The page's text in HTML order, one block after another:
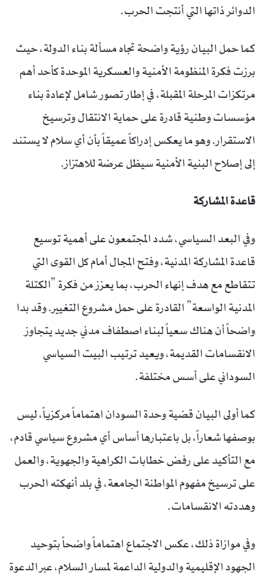
الدوائر ذاتها التي أنتجت الحرب.
كما حمل البيان رؤية واضحة تجاه مسألة بناء الدولة، حيث
برزت فكرة المنظومة الأمنية والعسكرية الموحدة كأحد أهم
مرتكزات المرحلة المقبلة، في إطار تصور شامل لإعادة بناء
مؤسسات وطنية قادرة على حماية الانتقال وترسيخ
الاستقرار. وهو ما يعكس إدراكاً عميقاً بأن أي سلام لا يستند
إلى إصلاح البنية الأمنية سيظل عرضة للاهتزاز.
قاعدة المشاركة
وفي البعد السياسي، شدد المجتمعون على أهمية توسيع
قاعدة المشاركة المدنية، وفتح المجال أمام كل القوى التي
تتقاطع مع هدف إنهاء الحرب، بما يعزز من فكرة “الكتلة
المدنية الواسعة” القادرة على حمل مشروع التغيير. وقد بدا
واضحاً أن هناك سعياً لبناء اصطفاف مدني جديد يتجاوز
الانقسامات القديمة، ويعيد ترتيب البيت السياسي
السوداني على أسس مختلفة.
كما أولى البيان قضية وحدة السودان اهتماماً مركزياً، ليس
بوصفها شعاراً، بل باعتبارها أساس أي مشروع سياسي قادم،
مع التأكيد على رفض خطابات الكراهية والجهوية، والعمل
على ترسيخ مفهوم المواطنة الجامعة، في بلد أنهكته الحرب
وهددته الانقسامات.
وفي موازاة ذلك، عكس الاجتماع اهتماماً واضحاً بتوحيد
الجهود الإقليمية والدولية الداعمة لمسار السلام، عبر الدعوة